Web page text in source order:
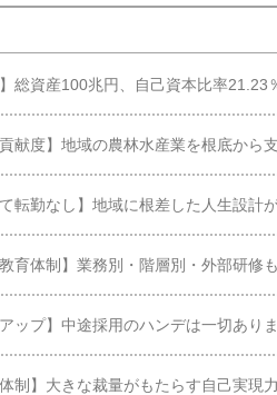
】総資産100兆円、自己資本比率21.23
貢献度】地域の農林水産業を根底から
て転勤なし】地域に根差した人生設計
教育体制】業務別・階層別・外部研修
アップ】中途採用のハンデは一切あり
体制】大きな裁量がもたらす自己実現力